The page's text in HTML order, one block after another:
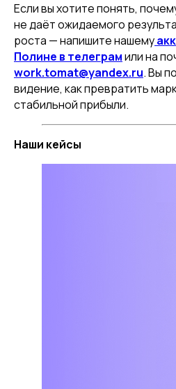
Если вы хотите понять,
не даёт ожидаемого
роста — напишите нашему
Полине в телеграмили на
work.tomat@yandex.ru. Вы
видение, как превратить
стабильной прибыли.
Наши кейсы